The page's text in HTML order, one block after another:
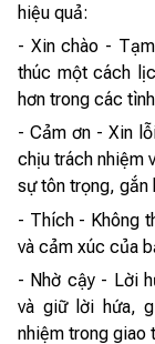
hiệu quả:
- Xin chào -
thúc một cách
hơn trong các
- Cảm ơn - Xin
chịu trách nhiệm
sự tôn trọng, gắn
- Thích - Không
và cảm xúc của
- Nhờ cậy - Lời
và giữ lời hứa,
nhiệm trong giao